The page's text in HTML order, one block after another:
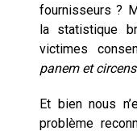
fournisseurs ?
la statistique
victimes
panem et
Et bien nous
problème